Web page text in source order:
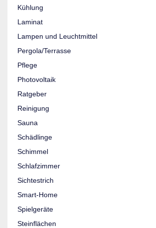
Kühlung
Laminat
Lampen und Leuchtmittel
Pergola/Terrasse
Pflege
Photovoltaik
Ratgeber
Reinigung
Sauna
Schädlinge
Schimmel
Schlafzimmer
Sichtestrich
Smart-Home
Spielgeräte
Steinflächen